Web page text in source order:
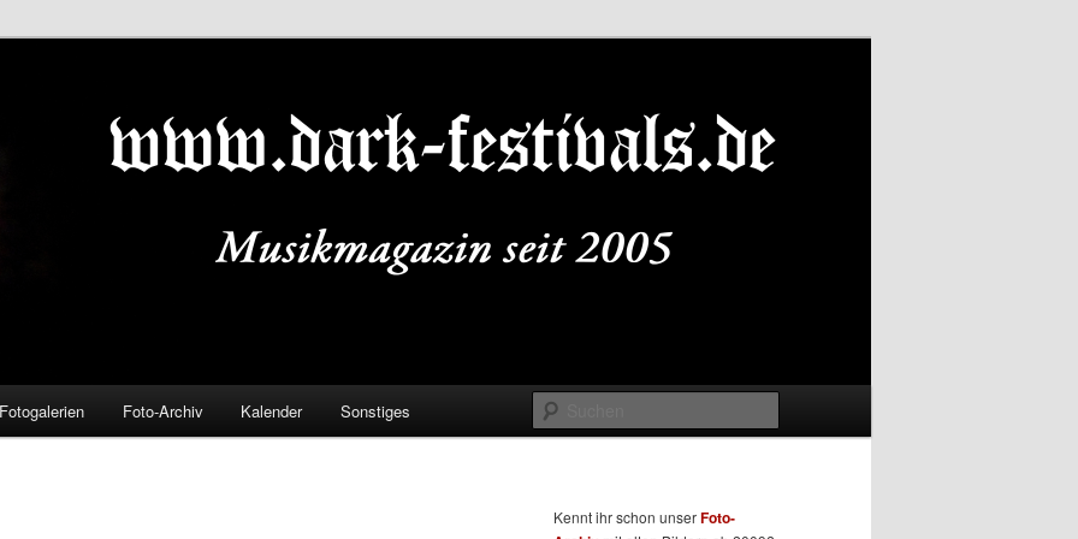
Fotogalerien Foto-Archiv Kalender Sonstiges
Kennt ihr schon unserFoto-